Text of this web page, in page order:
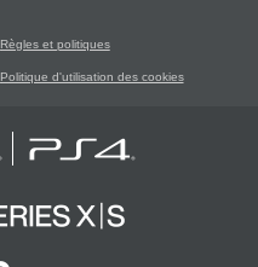
Règles et politiques
Politique d'utilisation des cookies